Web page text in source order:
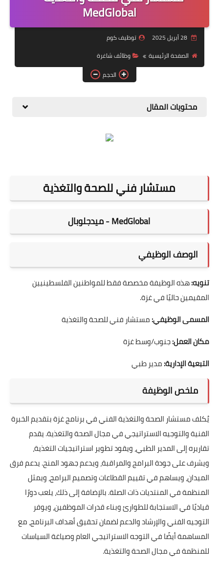
منوعات
نماذج سيرة ذاتية
MedGlobal
28 أبريل 2025
توظيف كوم
الصفحة الرئيسية
وظائف شاغرة
الحجم
محتويات المقال
مستشار فني للصحة والتغذية
MedGlobal - ميدجلوبال
الوصف الوظيفي
تنويه:هذه الوظيفة مخصصة فقط للمواطنين الفلسطينيين
المقيمين حاليًا في غزة.
المسمى الوظيفي:مستشار فني للصحة والتغذية
مكان العمل:جنوب/وسط غزة
التبعية الإدارية:مدير طبي
ملخص الوظيفة
يُكلف مستشار الصحة والتغذية الفني في برنامج غزة بتقديم الخبرة
الفنية والتوجيه الاستراتيجي في مجال الصحة والتغذية. يقدم
تقاريره إلى المدير الطبي، ويقود تطوير استراتيجيات التغذية،
ويشرف على جودة البرامج والمراقبة، ويدعم جهود المنح. يدعم فرق
الميدان، ويساهم في تقييم القطاعات وتصميم البرامج، ويمثل
المنظمة في المنتديات ذات الصلة. بالإضافة إلى ذلك، يلعب دورًا
قياديًا في الاستجابة للطوارئ وبناء قدرات الموظفين، ويوفر
التوجيه الفني والإرشاد والدعم لضمان تحقيق أهداف البرنامج، مع
المساهمة أيضًا في التوجه الاستراتيجي العام وصياغة السياسات
للمنظمة في مجال الصحة والتغذية.